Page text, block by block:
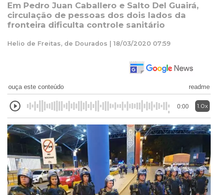
Em Pedro Juan Caballero e Salto Del Guairá,
circulação de pessoas dos dois lados da
fronteira dificulta controle sanitário
Helio de Freitas, de Dourados | 18/03/2020 07:59
ouça este conteúdo readme
0:00 1.0x